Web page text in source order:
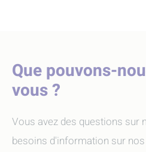
Que pouvons-
vous ?
Vous avez des questions sur
besoins d'information sur